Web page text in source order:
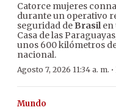
Catorce mujeres
durante un operativo
seguridad de Brasilen
Casa de las
unos 600 kilómetros
nacional.
Agosto 7, 2026 11:34 a. m. ·
Mundo